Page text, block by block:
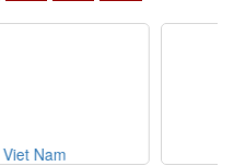
Viet Nam